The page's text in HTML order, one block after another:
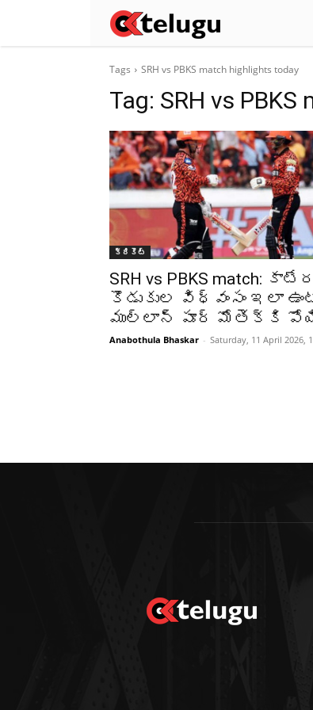
Tags SRH vs PBKS match highlights today
Tag: SRH vs
క్రికెట్‌
SRH vs PBKS match:
కొడుకుల విధ్వంసం ఇలా
ముల్లాన్ పూర్ మోతెక్కి
Anabothula Bhaskar - Saturday, 11 April 2026,